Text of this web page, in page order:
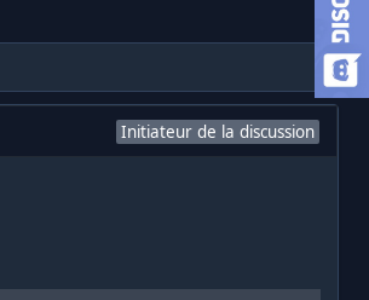
Initiateur de la discussion